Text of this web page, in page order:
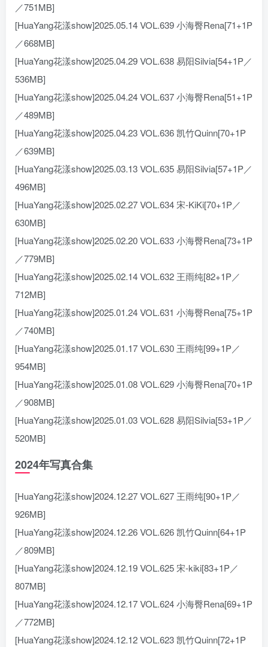
／751MB]
[HuaYang花漾show]2025.05.14 VOL.639 小海臀Rena[71+1P
／668MB]
[HuaYang花漾show]2025.04.29 VOL.638 易阳Silvia[54+1P／
536MB]
[HuaYang花漾show]2025.04.24 VOL.637 小海臀Rena[51+1P
／489MB]
[HuaYang花漾show]2025.04.23 VOL.636 凯竹Quinn[70+1P
／639MB]
[HuaYang花漾show]2025.03.13 VOL.635 易阳Silvia[57+1P／
496MB]
[HuaYang花漾show]2025.02.27 VOL.634 宋-KiKi[70+1P／
630MB]
[HuaYang花漾show]2025.02.20 VOL.633 小海臀Rena[73+1P
／779MB]
[HuaYang花漾show]2025.02.14 VOL.632 王雨纯[82+1P／
712MB]
[HuaYang花漾show]2025.01.24 VOL.631 小海臀Rena[75+1P
／740MB]
[HuaYang花漾show]2025.01.17 VOL.630 王雨纯[99+1P／
954MB]
[HuaYang花漾show]2025.01.08 VOL.629 小海臀Rena[70+1P
／908MB]
[HuaYang花漾show]2025.01.03 VOL.628 易阳Silvia[53+1P／
520MB]
2024年写真合集
[HuaYang花漾show]2024.12.27 VOL.627 王雨纯[90+1P／
926MB]
[HuaYang花漾show]2024.12.26 VOL.626 凯竹Quinn[64+1P
／809MB]
[HuaYang花漾show]2024.12.19 VOL.625 宋-kiki[83+1P／
807MB]
[HuaYang花漾show]2024.12.17 VOL.624 小海臀Rena[69+1P
／772MB]
[HuaYang花漾show]2024.12.12 VOL.623 凯竹Quinn[72+1P